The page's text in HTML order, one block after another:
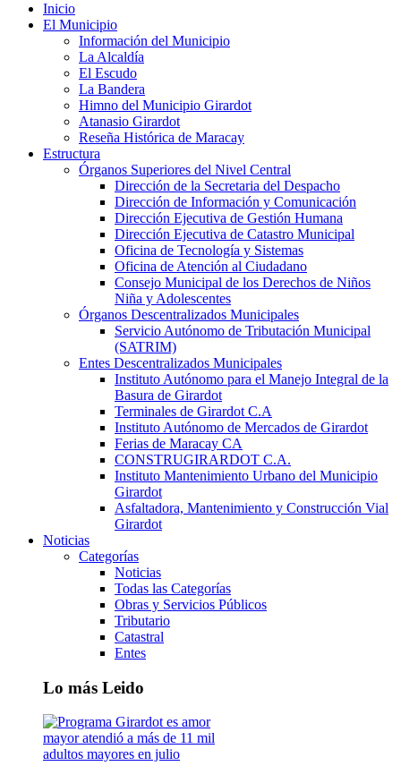
Inicio
El Municipio
Información del Municipio
La Alcaldía
El Escudo
La Bandera
Himno del Municipio Girardot
Atanasio Girardot
Reseña Histórica de Maracay
Estructura
Órganos Superiores del Nivel Central
Dirección de la Secretaria del Despacho
Dirección de Información y Comunicación
Dirección Ejecutiva de Gestión Humana
Dirección Ejecutiva de Catastro Municipal
Oficina de Tecnología y Sistemas
Oficina de Atención al Ciudadano
Consejo Municipal de los Derechos de Niños
Niña y Adolescentes
Órganos Descentralizados Municipales
Servicio Autónomo de Tributación Municipal
(SATRIM)
Entes Descentralizados Municipales
Instituto Autónomo para el Manejo Integral de la
Basura de Girardot
Terminales de Girardot C.A
Instituto Autónomo de Mercados de Girardot
Ferias de Maracay CA
CONSTRUGIRARDOT C.A.
Instituto Mantenimiento Urbano del Municipio
Girardot
Asfaltadora, Mantenimiento y Construcción Vial
Girardot
Noticias
Categorías
Noticias
Todas las Categorías
Obras y Servicios Públicos
Tributario
Catastral
Entes
Lo más Leido